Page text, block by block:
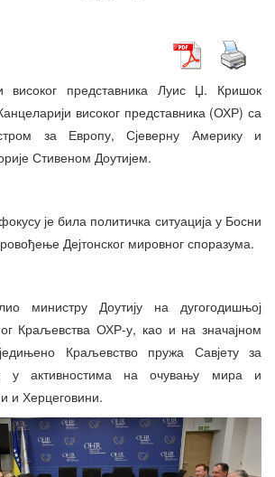
високог представника Луис Џ. Кришок
високог представника (ОХР) са
за Европу, Сјеверну Америку и
Стивеном Доутијем.
је била политичка ситуација у Босни
Дејтонског мировног споразума.
министру Доутију на дугогодишњој
Краљевства ОХР-у, као и на значајном
Краљевство пружа Савјету за
у активностима на очувању мира и
и Херцеговини.